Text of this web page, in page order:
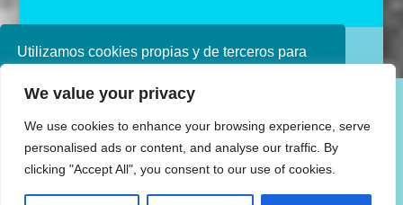
Utilizamos cookies propias y de terceros para
navegando, consideramos que acepta su uso.
política de cookies consulte nuestra
Política de
privacidad
We value your privacy
We use cookies to enhance your browsing experience, serve
personalised ads or content, and analyse our traffic. By
clicking "Accept All", you consent to our use of cookies.
Diseñado por Ana de Miguel